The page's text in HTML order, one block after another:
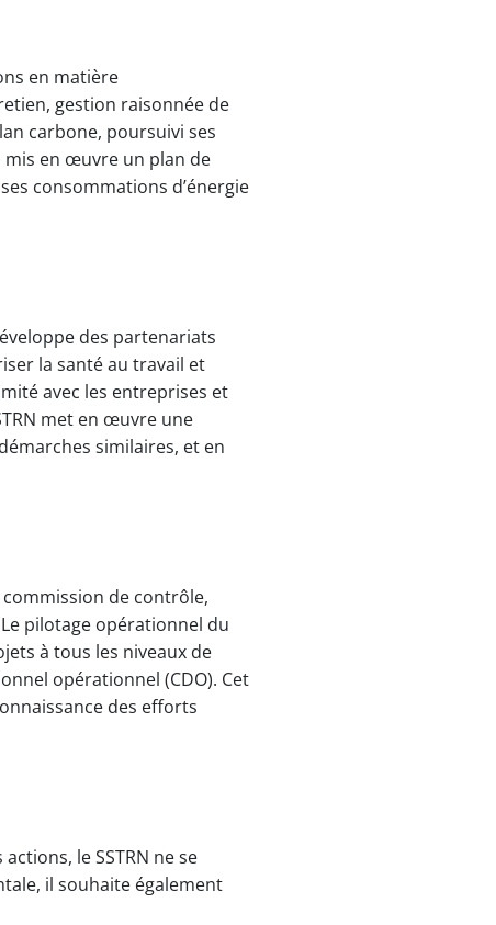
en matière
gestion raisonnée de
carbone, poursuivi ses
mis en œuvre un plan de
consommations d’énergie
des partenariats
la santé au travail et
avec les entreprises et
met en œuvre une
similaires​, et en
de contrôle,
pilotage opérationnel du
à tous les niveaux de
opérationnel (CDO). Cet
des efforts
le SSTRN ne se
il souhaite également